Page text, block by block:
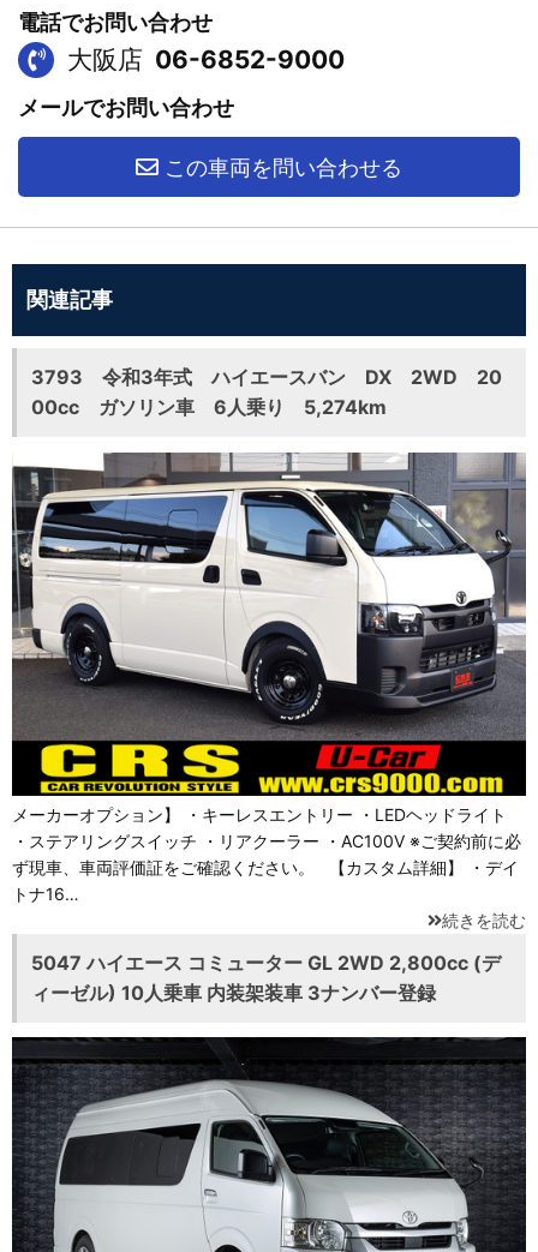
電話でお問い合わせ
大阪店 06-6852-9000
メールでお問い合わせ
この車両を問い合わせる
関連記事
3793 令和3年式 ハイエースバン DX 2WD 20
00cc ガソリン車 6人乗り 5,274km
メーカーオプション】 ・キーレスエントリー ・LEDヘッドライト
・ステアリングスイッチ ・リアクーラー ・AC100V ※ご契約前に必
ず現車、車両評価証をご確認ください。 【カスタム詳細】 ・デイ
トナ16…
続きを読む
5047 ハイエース コミューター GL 2WD 2,800cc (デ
ィーゼル) 10人乗車 内装架装車 3ナンバー登録